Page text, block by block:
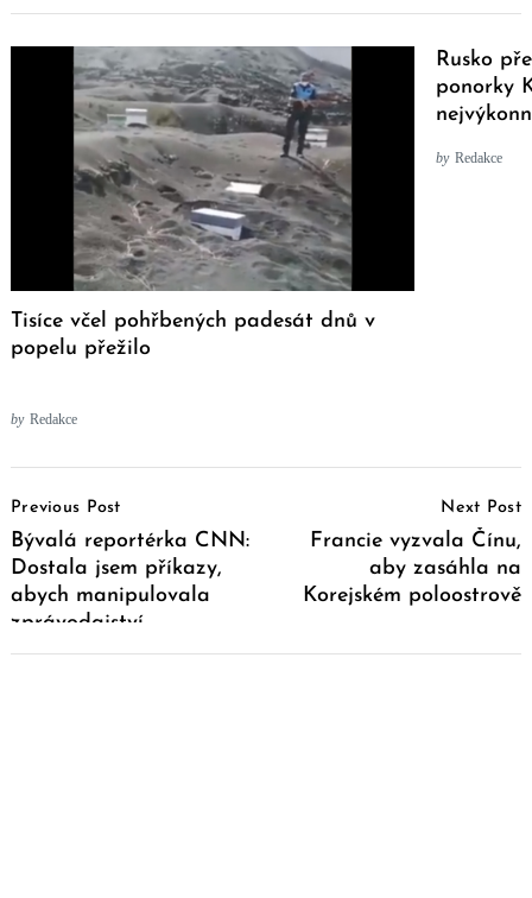
Tisíce včel pohřbených padesát dnů v
popelu přežilo
by Redakce
Rusko
ponorky
by Redakce
Navigation
Previous Post
Bývalá reportérka CNN:
Dostala jsem příkazy,
abych manipulovala
zprávodajství
Next Post
Francie vyzvala Čínu,
aby zasáhla na
Korejském poloostrově